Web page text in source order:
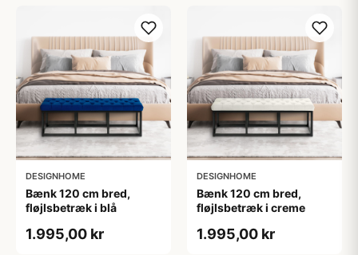
DESIGNHOME
Bænk 120 cm bred,
fløjlsbetræk i blå
1.995,00 kr
DESIGNHOME
Bænk 120 cm bred,
fløjlsbetræk i creme
1.995,00 kr